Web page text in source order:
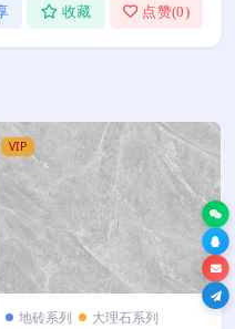
收藏 点赞(0)
VIP
地砖系列 大理石系列